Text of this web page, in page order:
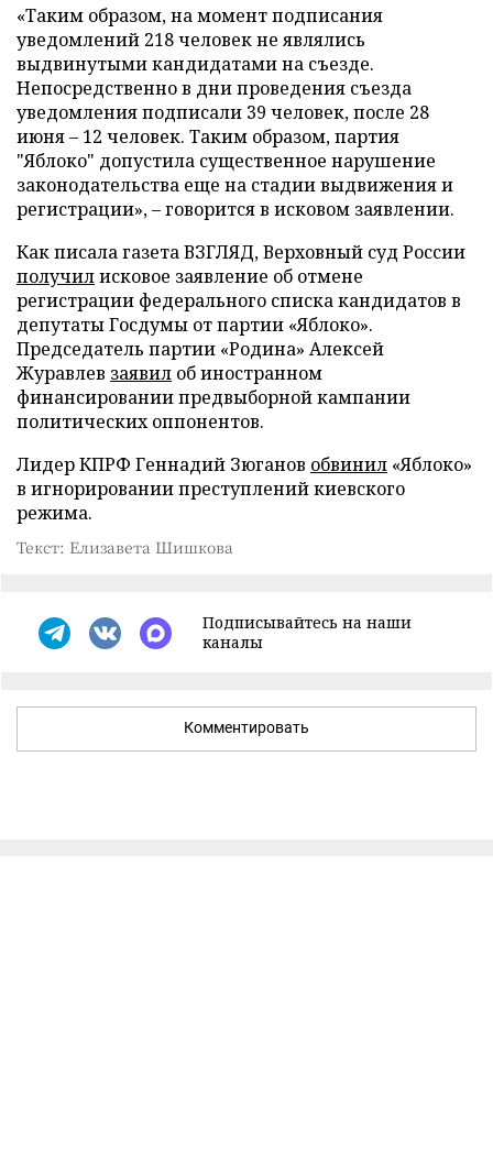
«Таким образом, на момент подписания
уведомлений 218 человек не являлись
выдвинутыми кандидатами на съезде.
Непосредственно в дни проведения съезда
уведомления подписали 39 человек, после 28
июня – 12 человек. Таким образом, партия
"Яблоко" допустила существенное нарушение
законодательства еще на стадии выдвижения и
регистрации», – говорится в исковом заявлении.
Как писала газета ВЗГЛЯД, Верховный суд России
получилисковое заявление об отмене
регистрации федерального списка кандидатов в
депутаты Госдумы от партии «Яблоко».
Председатель партии «Родина» Алексей
Журавлев заявил об иностранном
финансировании предвыборной кампании
политических оппонентов.
Лидер КПРФ Геннадий Зюганов обвинил «Яблоко»
в игнорировании преступлений киевского
режима.
Текст: Елизавета Шишкова
Подписывайтесь на наши
каналы
Комментировать